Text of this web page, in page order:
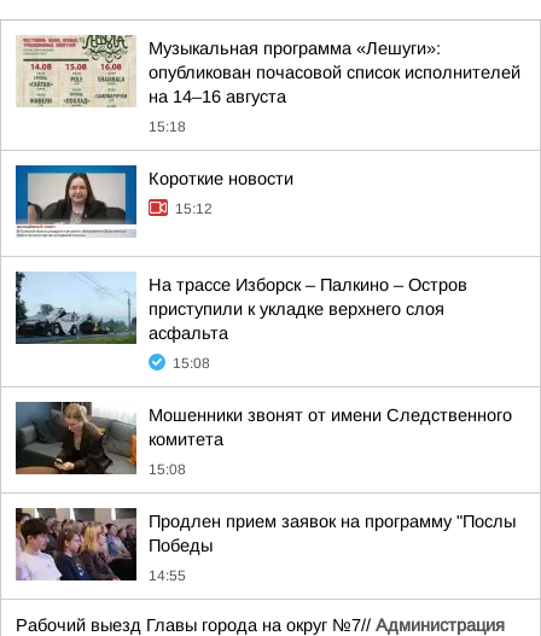
Музыкальная программа «Лешуги»:
опубликован почасовой список исполнителей
на 14–16 августа
15:18
Короткие новости
15:12
На трассе Изборск – Палкино – Остров
приступили к укладке верхнего слоя
асфальта
15:08
Мошенники звонят от имени Следственного
комитета
15:08
Продлен прием заявок на программу "Послы
Победы
14:55
Рабочий выезд Главы города на округ №7// Администрация